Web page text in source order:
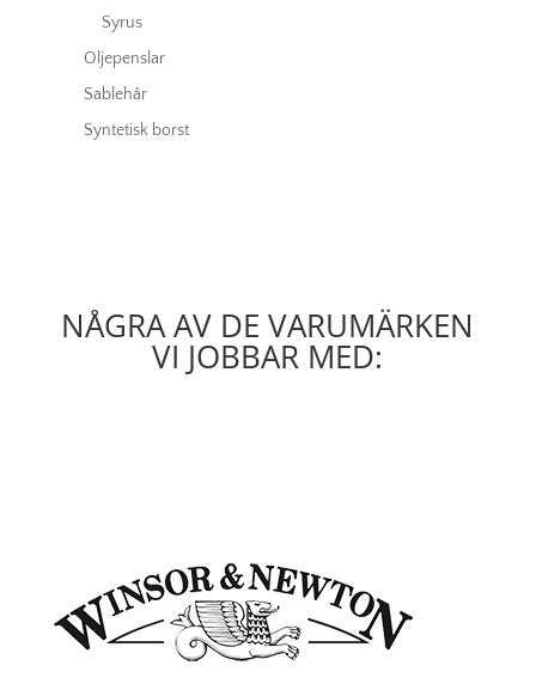
Syrus
Oljepenslar
Sablehår
Syntetisk borst
NÅGRA AV DE VARUMÄRKEN
VI JOBBAR MED: